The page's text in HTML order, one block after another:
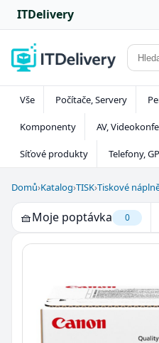
ITDelivery
Vše Počítače, Servery
Komponenty AV,
Síťové produkty Telefony,
Domů›Katalog›TISK›Tiskové
🧺Moje poptávka 0